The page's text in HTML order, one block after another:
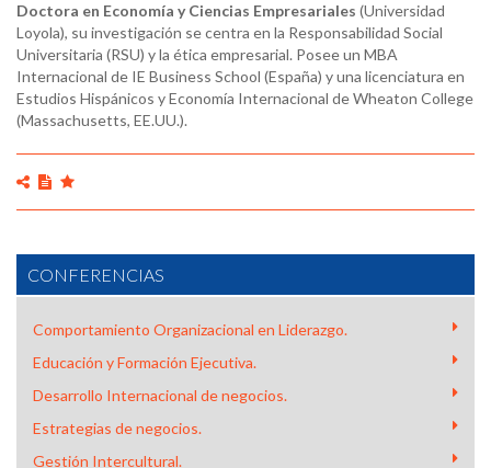
Doctora en Economía y Ciencias Empresariales (Universidad
Loyola), su investigación se centra en la Responsabilidad Social
Universitaria (RSU) y la ética empresarial. Posee un MBA
Internacional de IE Business School (España) y una licenciatura en
Estudios Hispánicos y Economía Internacional de Wheaton College
(Massachusetts, EE.UU.).
CONFERENCIAS
Comportamiento Organizacional en Liderazgo.
Educación y Formación Ejecutiva.
Desarrollo Internacional de negocios.
Estrategias de negocios.
Gestión Intercultural.
CON MICHAEL LÓPEZ-ALEGRÍA Y MARC RANDOLPH